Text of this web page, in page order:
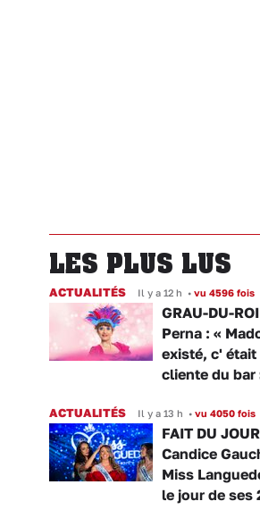
LES PLUS LUS
ACTUALITÉS Il y a 12 h • vu 4596 fois
GRAU-DU-
Perna : «
existé, c' était
cliente du bar
ACTUALITÉS Il y a 13 h • vu 4050 fois
FAIT DU JOUR
Candice
Miss
le jour de ses